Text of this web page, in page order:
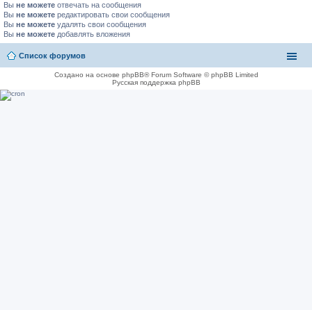
Вы не можете отвечать на сообщения
Вы не можете редактировать свои сообщения
Вы не можете удалять свои сообщения
Вы не можете добавлять вложения
Список форумов
Создано на основе phpBB® Forum Software © phpBB Limited
Русская поддержка phpBB